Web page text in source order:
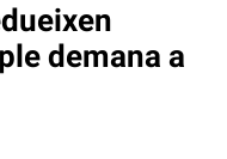
demana a